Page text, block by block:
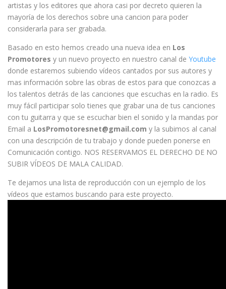
artistas y los editores que ahora casi por decreto quieren la
mayoría de los derechos sobre una cancion para poder
considerarla para ser grabada.
Basado en esto hemos creado una nueva idea en Los
Promotores y un nuevo proyecto en nuestro canal de Youtube
donde estaremos subiendo vídeos cantados por sus autores y
mas información sobre las obras de estos para que conozcas a
los talentos detrás de las canciones que escuchas en la radio. Es
muy fácil participar solo tienes que grabar una de tus canciones
con tu guitarra y que se escuchar bien el sonido y la mandas por
Email a LosPromotoresnet@gmail.com y la subimos al canal
con una descripción de tu trabajo y donde pueden ponerse en
Comunicación contigo. NOS RESERVAMOS EL DERECHO DE NO
SUBIR VÍDEOS DE MALA CALIDAD.
Te dejamos una lista de reproducción con un ejemplo de los
vídeos que estamos buscando para este proyecto.